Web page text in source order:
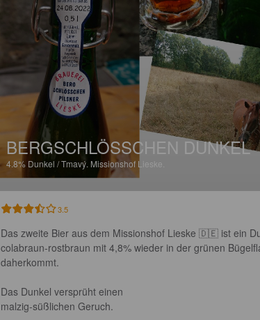
BERGSCHLÖSSCHEN DUNKEL
4.8% Dunkel / Tmavý. Missionshof Lieske.
3.5
Das zweite Bier aus dem Missionshof Lieske 🇩🇪 ist ein
colabraun-rostbraun mit 4,8% wieder in der grünen
daherkommt.
Das Dunkel versprüht einen
malzig-süßlichen Geruch.